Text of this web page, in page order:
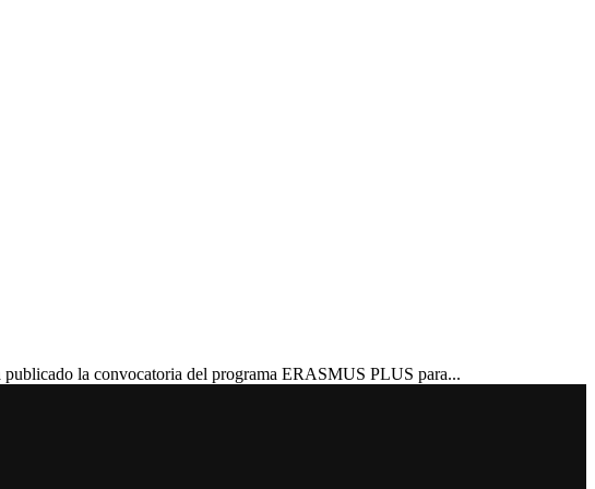
la convocatoria del programa ERASMUS PLUS para...